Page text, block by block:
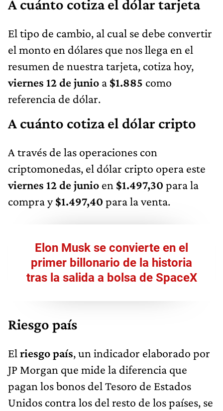
A cuánto cotiza el dólar tarjeta
El tipo de cambio, al cual se debe convertir
el monto en dólares que nos llega en el
resumen de nuestra tarjeta, cotiza hoy,
viernes 12 de junio a $1.885 como
referencia de dólar.
A cuánto cotiza el dólar cripto
A través de las operaciones con
criptomonedas, el dólar cripto opera este
viernes 12 de junio en $1.497,30 para la
compra y$1.497,40 para la venta.
Elon Musk se convierte en el
primer billonario de la historia
tras la salida a bolsa de SpaceX
Riesgo país
El riesgo país, un indicador elaborado por
JP Morgan que mide la diferencia que
pagan los bonos del Tesoro de Estados
Unidos contra los del resto de los países, se